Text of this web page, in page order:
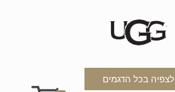
לצפיה בכל הדגמים